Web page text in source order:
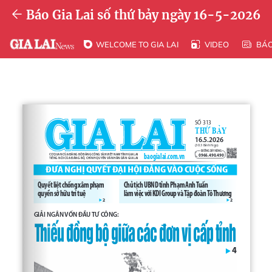
Báo Gia Lai số thứ bảy ngày 16-5-2026
WELCOME TO GIA LAI VIDEO